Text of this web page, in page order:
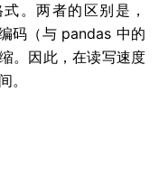
。两者的区别是，
码（与 pandas 中的
。因此，在读写速度
。